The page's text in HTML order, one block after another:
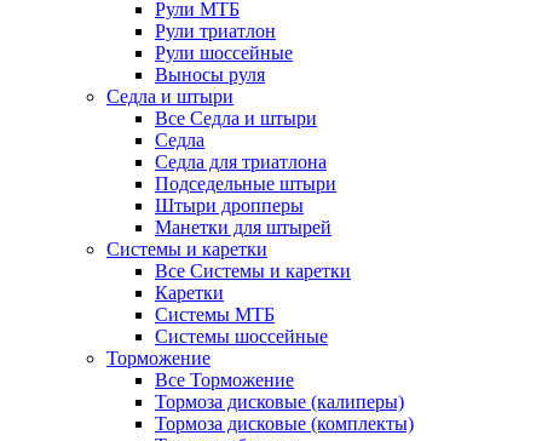
Рули МТБ
Рули триатлон
Рули шоссейные
Выносы руля
Седла и штыри
Все Седла и штыри
Седла
Седла для триатлона
Подседельные штыри
Штыри дропперы
Манетки для штырей
Системы и каретки
Все Системы и каретки
Каретки
Системы МТБ
Системы шоссейные
Торможение
Все Торможение
Тормоза дисковые (калиперы)
Тормоза дисковые (комплекты)